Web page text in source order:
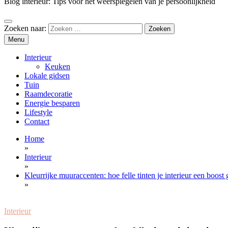
Zoeken naar:
Menu
Interieur
Keuken
Lokale gidsen
Tuin
Raamdecoratie
Energie besparen
Lifestyle
Contact
Home
»
Interieur
»
Kleurrijke muuraccenten: hoe felle tinten je interieur een boost
»
Interieur